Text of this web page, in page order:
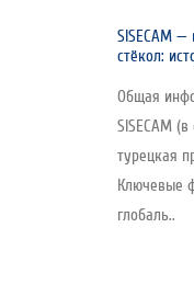
SISECAM
стёкол:
Общая
SISECAM
турецкая
Ключевые
глобаль..